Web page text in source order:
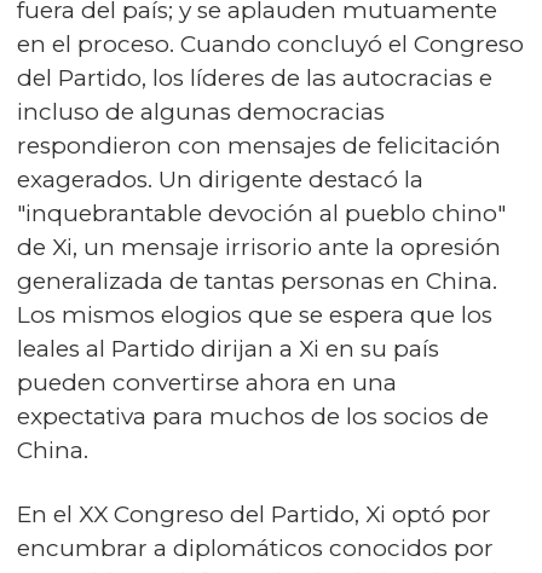
fuera del país; y se aplauden mutuamente
en el proceso. Cuando concluyó el Congreso
del Partido, los líderes de las autocracias e
incluso de algunas democracias
respondieron con mensajes de felicitación
exagerados. Un dirigente destacó la
"inquebrantable devoción al pueblo chino"
de Xi, un mensaje irrisorio ante la opresión
generalizada de tantas personas en China.
Los mismos elogios que se espera que los
leales al Partido dirijan a Xi en su país
pueden convertirse ahora en una
expectativa para muchos de los socios de
China.
En el XX Congreso del Partido, Xi optó por
encumbrar a diplomáticos conocidos por